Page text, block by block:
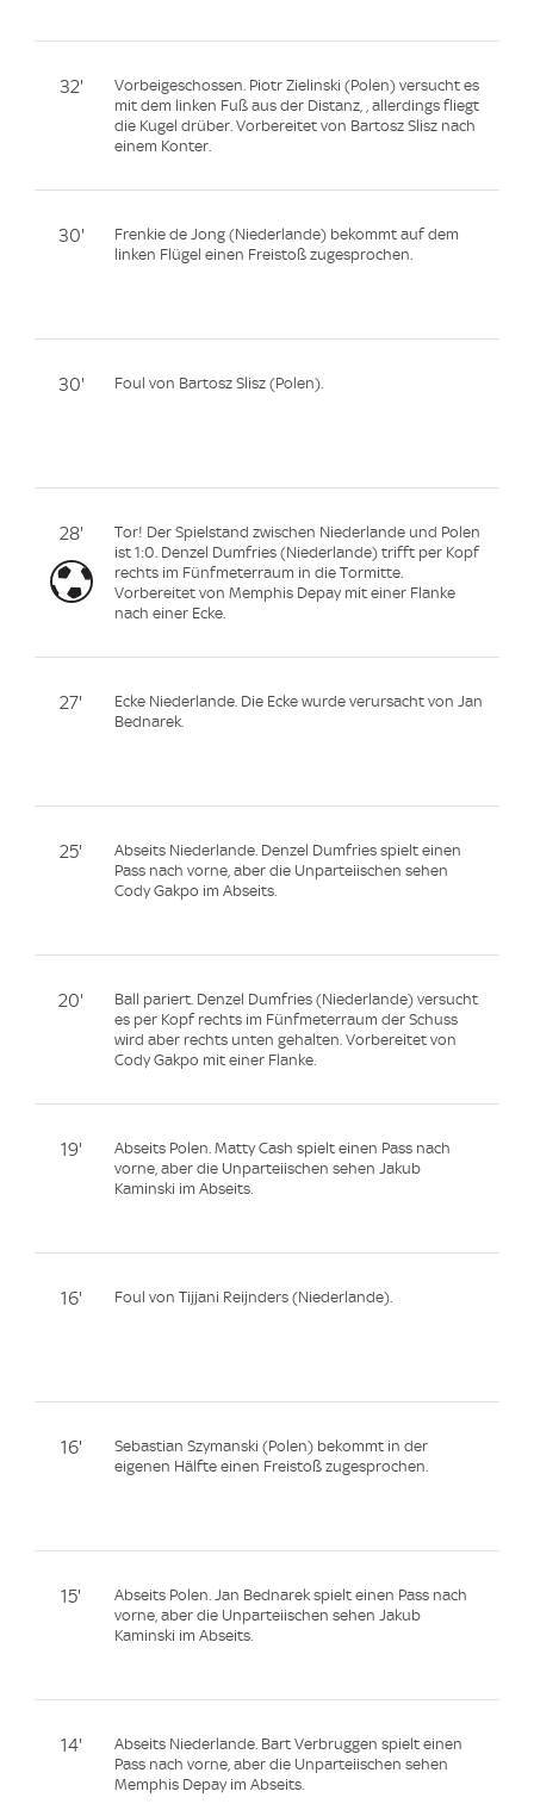
32'
Vorbeigeschossen. Piotr Zielinski (Polen) versucht es
mit dem linken Fuß aus der Distanz, , allerdings fliegt
die Kugel drüber. Vorbereitet von Bartosz Slisz nach
einem Konter.
30'
Frenkie de Jong (Niederlande) bekommt auf dem
linken Flügel einen Freistoß zugesprochen.
30' Foul von Bartosz Slisz (Polen).
28'
Tor! Der Spielstand zwischen Niederlande und Polen
ist 1:0. Denzel Dumfries (Niederlande) trifft per Kopf
rechts im Fünfmeterraum in die Tormitte.
Vorbereitet von Memphis Depay mit einer Flanke
nach einer Ecke.
27'
Ecke Niederlande. Die Ecke wurde verursacht von Jan
Bednarek.
25'
Abseits Niederlande. Denzel Dumfries spielt einen
Pass nach vorne, aber die Unparteiischen sehen
Cody Gakpo im Abseits.
20'
Ball pariert. Denzel Dumfries (Niederlande) versucht
es per Kopf rechts im Fünfmeterraum der Schuss
wird aber rechts unten gehalten. Vorbereitet von
Cody Gakpo mit einer Flanke.
19'
Abseits Polen. Matty Cash spielt einen Pass nach
vorne, aber die Unparteiischen sehen Jakub
Kaminski im Abseits.
16' Foul von Tijjani Reijnders (Niederlande).
16'
Sebastian Szymanski (Polen) bekommt in der
eigenen Hälfte einen Freistoß zugesprochen.
15'
Abseits Polen. Jan Bednarek spielt einen Pass nach
vorne, aber die Unparteiischen sehen Jakub
Kaminski im Abseits.
14'
Abseits Niederlande. Bart Verbruggen spielt einen
Pass nach vorne, aber die Unparteiischen sehen
Memphis Depay im Abseits.